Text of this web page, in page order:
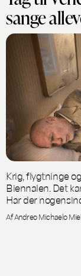
sange
Krig, flygtninge
Biennalen. Det
Har der
Af Andreo Michaelo